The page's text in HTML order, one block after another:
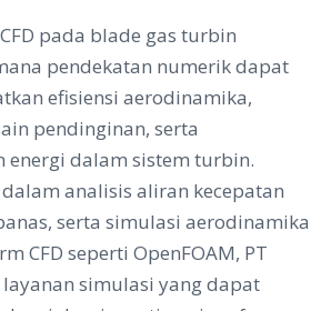
pada blade gas turbin
pendekatan numerik dapat
efisiensi aerodinamika,
pendinginan, serta
energi dalam sistem turbin.
analisis aliran kecepatan
serta simulasi aerodinamika
CFD seperti OpenFOAM, PT
simulasi yang dapat